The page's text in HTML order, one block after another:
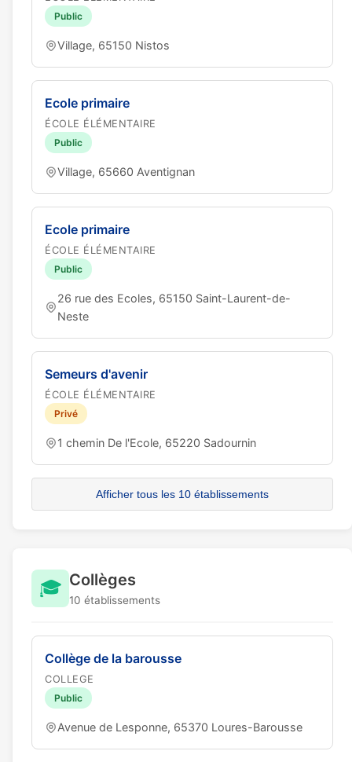
Public
Village, 65150 Nistos
Ecole primaire
ÉCOLE ÉLÉMENTAIRE
Public
Village, 65660 Aventignan
Ecole primaire
ÉCOLE ÉLÉMENTAIRE
Public
26 rue des Ecoles, 65150 Saint-Laurent-de-
Neste
Semeurs d'avenir
ÉCOLE ÉLÉMENTAIRE
Privé
1 chemin De l'Ecole, 65220 Sadournin
Afficher tous les 10 établissements
🎓 Collèges
10 établissements
Collège de la barousse
COLLEGE
Public
Avenue de Lesponne, 65370 Loures-Barousse